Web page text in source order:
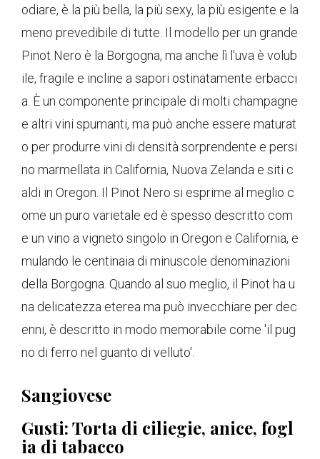
odiare, è la più bella, la più sexy, la più esigente e la
meno prevedibile di tutte. Il modello per un grande
Pinot Nero è la Borgogna, ma anche lì l'uva è volub
ile, fragile e incline a sapori ostinatamente erbacci
a. È un componente principale di molti champagne
e altri vini spumanti, ma può anche essere maturat
o per produrre vini di densità sorprendente e persi
no marmellata in California, Nuova Zelanda e siti c
aldi in Oregon. Il Pinot Nero si esprime al meglio c
ome un puro varietale ed è spesso descritto com
e un vino a vigneto singolo in Oregon e California, e
mulando le centinaia di minuscole denominazioni
della Borgogna. Quando al suo meglio, il Pinot ha u
na delicatezza eterea ma può invecchiare per dec
enni, è descritto in modo memorabile come 'il pug
no di ferro nel guanto di velluto'.
Sangiovese
Gusti: Torta di ciliegie, anice, fogl
ia di tabacco